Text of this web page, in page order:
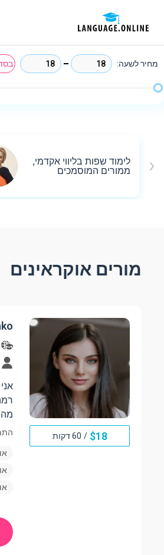
מחיר לשעה:
לימוד שפות בליווי אקדמי,
ממורים המוסמכים
מורים אוקראינים
18
$
/ 60 דקות